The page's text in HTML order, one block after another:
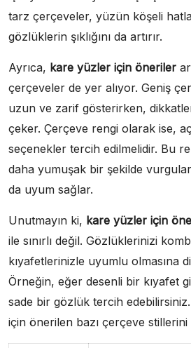
tarz çerçeveler, yüzün köşeli
gözlüklerin şıklığını da artırır.
Ayrıca, kare yüzler için öneriler
çerçeveler de yer alıyor. Geniş
uzun ve zarif gösterirken,
çeker. Çerçeve rengi olarak ise,
seçenekler tercih edilmelidir. Bu
daha yumuşak bir şekilde
da uyum sağlar.
Unutmayın ki, kare yüzler için
ile sınırlı değil. Gözlüklerinizi
kıyafetlerinizle uyumlu olmasına
Örneğin, eğer desenli bir kıyafet
sade bir gözlük tercih
için önerilen bazı çerçeve